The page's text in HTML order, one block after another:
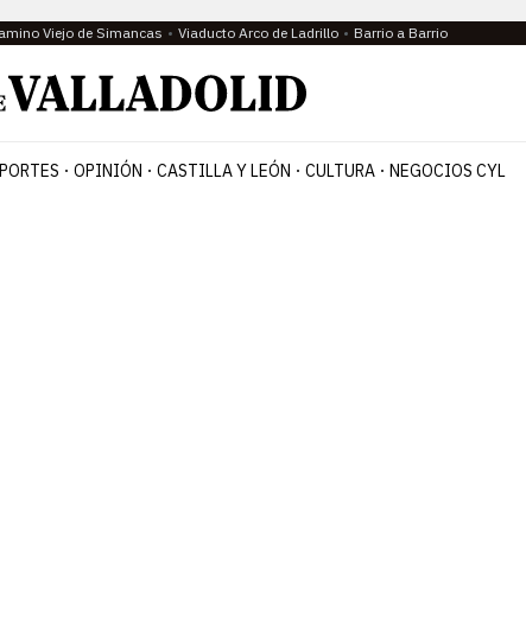
Viejo de Simancas Viaducto Arco de Ladrillo Barrio a Barrio
OPINIÓN CASTILLA Y LEÓN CULTURA NEGOCIOS CYL